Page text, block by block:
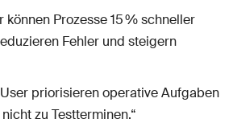
können Prozesse 15 % schneller
Fehler und steigern
User priorisieren operative Aufgaben
zu Testterminen.“